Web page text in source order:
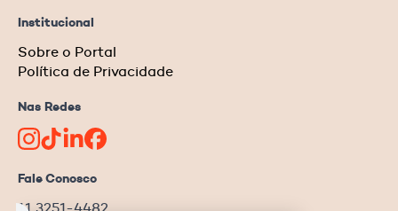
Institucional
Sobre o Portal
Política de Privacidade
Nas Redes
Fale Conosco